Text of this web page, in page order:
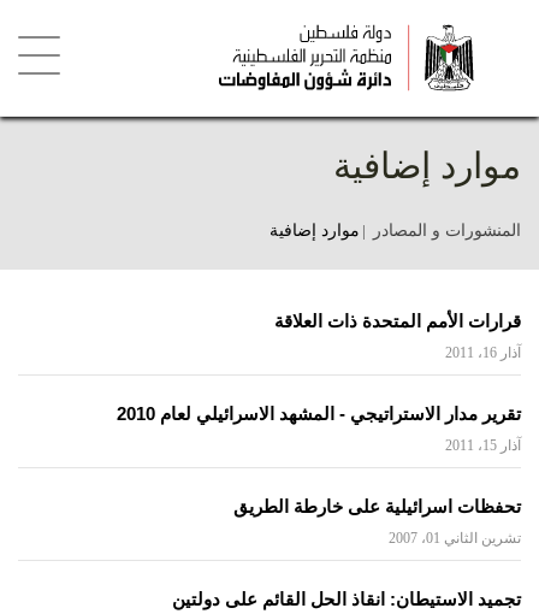
موارد إضافية
المنشورات و المصادر موارد إضافية
قرارات الأمم المتحدة ذات العلاقة
آذار 16، 2011
تقرير مدار الاستراتيجي - المشهد الاسرائيلي لعام 2010
آذار 15، 2011
تحفظات اسرائيلية على خارطة الطريق
تشرين الثاني 01، 2007
تجميد الاستيطان: انقاذ الحل القائم على دولتين